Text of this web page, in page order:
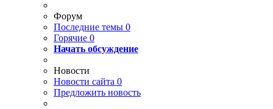
Форум
Последние темы 0
Горячие 0
Начать обсуждение
Новости
Новости сайта 0
Предложить новость